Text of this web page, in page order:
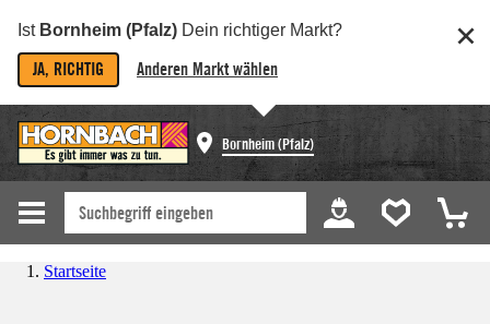
Ist Bornheim (Pfalz) Dein richtiger Markt?
JA, RICHTIG Anderen Markt wählen
Bornheim (Pfalz)
Startseite